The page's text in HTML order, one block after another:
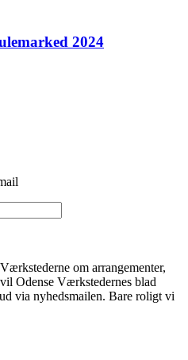
2024
om arrangementer,
Odense Værkstedernes blad
via nyhedsmailen. Bare roligt vi